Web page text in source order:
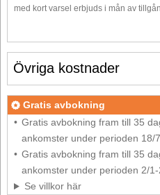
med kort varsel erbjuds i mån av
Övriga kostnader
Gratis avbokning
Gratis avbokning fram till 35
ankomster under perioden 18/
Gratis avbokning fram till 35
ankomster under perioden 2/
Se villkor här